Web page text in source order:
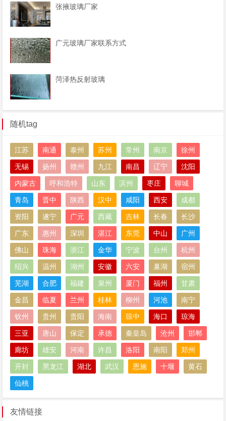
张掖玻璃厂家
广元玻璃厂家联系方式
菏泽热反射玻璃
随机tag
江苏 南通 泰州 苏州 常州 南京 徐州
无锡 扬州 赣州 九江 南昌 辽宁 沈阳
内蒙古 呼和浩特 山东 滨州 枣庄 聊城
青岛 晋中 陕西 汉中 咸阳 西安 成都
资阳 遂宁 广元 西藏 吉林 长春 长沙
广东 惠州 深圳 湛江 东莞 中山 广州
佛山 珠海 浙江 金华 宁波 台州 杭州
绍兴 温州 湖州 安徽 六安 巢湖 宿州
芜湖 合肥 福建 泉州 厦门 福州 甘肃
金昌 临夏 兰州 桂林 柳州 河池 南宁
钦州 贵州 贵阳 海南 琼中 海口 琼海
三亚 唐山 保定 承德 秦皇岛 沧州 邯郸
廊坊 雄安 河南 许昌 洛阳 南阳 郑州
开封 黑龙江 湖北 武汉 恩施 十堰 黄石
仙桃
友情链接